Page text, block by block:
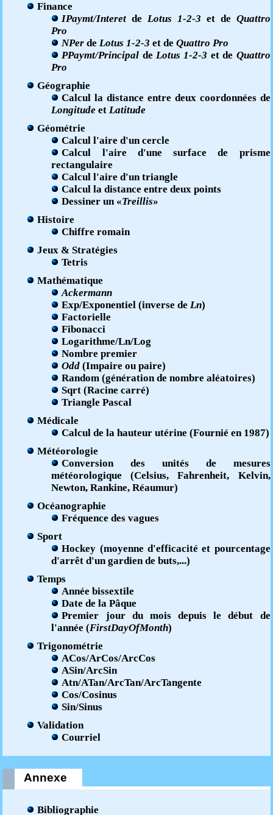
Finance
IPaymt/Interet deLotus 1-2-3 et de Quattro
Pro
NPer deLotus 1-2-3 et deQuattro Pro
PPaymt/Principal deLotus 1-2-3 et de Quattro
Pro
Géographie
Calcul la distance entre deux coordonnées de
Longitude etLatitude
Géométrie
Calcul l'aire d'un cercle
Calcul l'aire d'une surface de prisme
rectangulaire
Calcul l'aire d'un triangle
Calcul la distance entre deux points
Dessiner un «Treillis»
Histoire
Chiffre romain
Jeux & Stratégies
Tetris
Mathématique
Ackermann
Exp/Exponentiel (inverse deLn)
Factorielle
Fibonacci
Logarithme/Ln/Log
Nombre premier
Odd (Impaire ou paire)
Random (génération de nombre aléatoires)
Sqrt (Racine carré)
Triangle Pascal
Médicale
Calcul de la hauteur utérine (Fournié en 1987)
Météorologie
Conversion des unités de mesures
météorologique (Celsius, Fahrenheit, Kelvin,
Newton, Rankine, Réaumur)
Océanographie
Fréquence des vagues
Sport
Hockey (moyenne d'efficacité et pourcentage
d'arrêt d'un gardien de buts,...)
Temps
Année bissextile
Date de la Pâque
Premier jour du mois depuis le début de
l'année (FirstDayOfMonth)
Trigonométrie
ACos/ArCos/ArcCos
ASin/ArcSin
Atn/ATan/ArcTan/ArcTangente
Cos/Cosinus
Sin/Sinus
Validation
Courriel
Annexe
Bibliographie